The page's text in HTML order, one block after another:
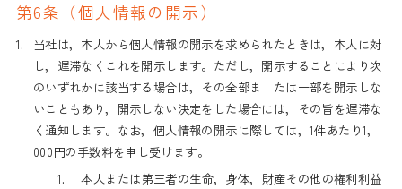
第6条（個人情報の開示）
1.
当社は，本人から個人情報の開示を求められたときは，本人に対
し，遅滞なくこれを開示します。ただし，開示することにより次
のいずれかに該当する場合は，その全部ま たは一部を開示しな
いこともあり，開示しない決定をした場合には，その旨を遅滞な
く通知します。なお，個人情報の開示に際しては，1件あたり1，
000円の手数料を申し受けます。
1.
本人または第三者の生命，身体，財産その他の権利利益